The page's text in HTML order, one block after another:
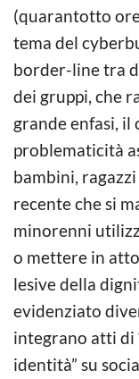
(quarantotto
tema del
border-line tra
dei gruppi, che
grande enfasi, il
problematicità
bambini,
recente che si
minorenni
o mettere in
lesive della
evidenziato
integrano atti di
identità” su